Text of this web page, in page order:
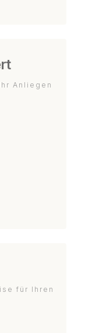
Anliegen
für Ihren